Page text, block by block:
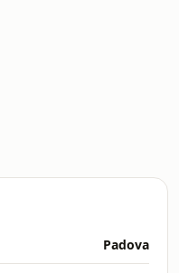
Padova